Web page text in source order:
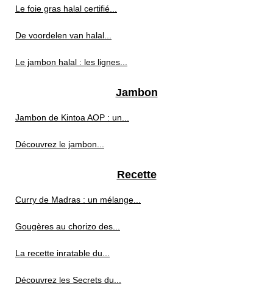
Le foie gras halal certifié...
De voordelen van halal...
Le jambon halal : les lignes...
Jambon
Jambon de Kintoa AOP : un...
Découvrez le jambon...
Recette
Curry de Madras : un mélange...
Gougères au chorizo des...
La recette inratable du...
Découvrez les Secrets du...